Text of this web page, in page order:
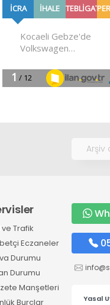
ve Trafik
Eczaneler
Durumu
Durumu
Manşetleri
Burçlar
Yasal